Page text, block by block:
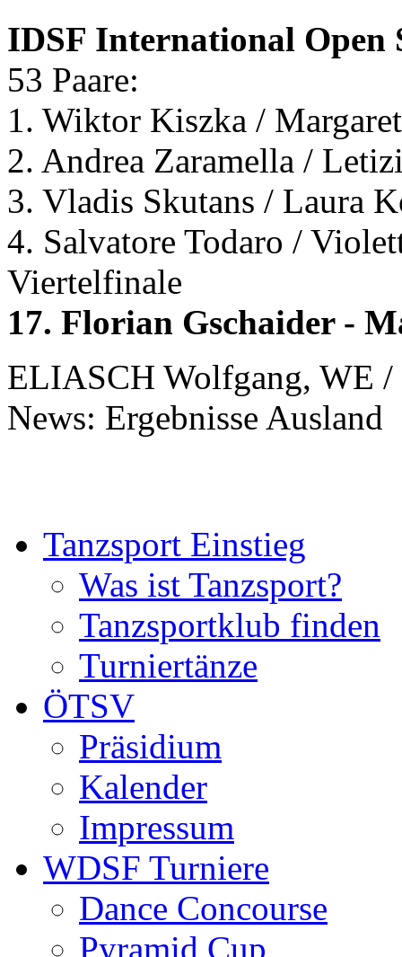
IDSF International Open
53 Paare:
1. Wiktor Kiszka /
2. Andrea Zaramella /
3. Vladis Skutans / Laura
4. Salvatore Todaro /
Viertelfinale
17. Florian Gschaider -
ELIASCH Wolfgang, WE /
News: Ergebnisse Ausland
Tanzsport Einstieg
Was ist Tanzsport?
Tanzsportklub finden
Turniertänze
ÖTSV
Präsidium
Kalender
Impressum
WDSF Turniere
Dance Concourse
Pyramid Cup